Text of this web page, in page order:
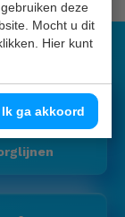
deze
Mocht u dit
Hier kunt
Ik ga akkoord